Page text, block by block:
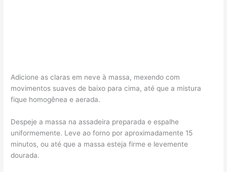
Adicione as claras em neve à massa, mexendo com
movimentos suaves de baixo para cima, até que a mistura
fique homogênea e aerada.
Despeje a massa na assadeira preparada e espalhe
uniformemente. Leve ao forno por aproximadamente 15
minutos, ou até que a massa esteja firme e levemente
dourada.